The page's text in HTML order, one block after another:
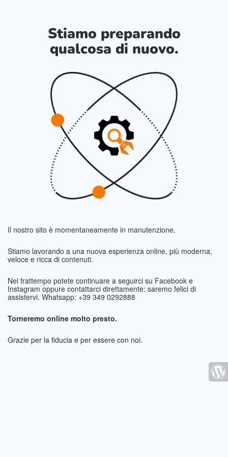
Stiamo preparando
qualcosa di nuovo.
Il nostro sito è momentaneamente in manutenzione.
Stiamo lavorando a una nuova esperienza online, più moderna,
veloce e ricca di contenuti.
Nel frattempo potete continuare a seguirci su Facebook e
Instagram oppure contattarci direttamente: saremo felici di
assistervi. Whatsapp: +39 349 0292888
Torneremo online molto presto.
Grazie per la fiducia e per essere con noi.